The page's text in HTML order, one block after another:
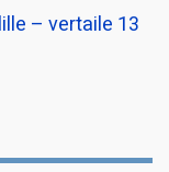
– vertaile 13